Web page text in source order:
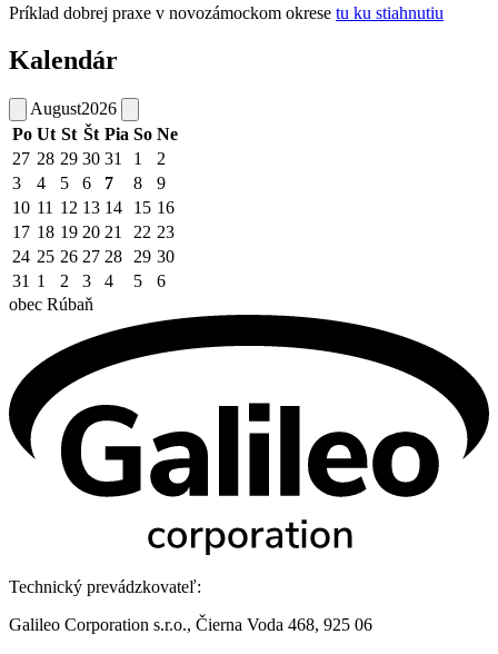
Príklad dobrej praxe v novozámockom okrese tu ku stiahnutiu
Kalendár
August2026
Po Ut St Št Pia So Ne
27 28 29 30 31 1
2
3
4 5 6 7 8
9
10 11 12 13 14 15 16
17 18 19 20 21 22 23
24 25 26 27 28 29 30
31 1 2 3 4 5
6
obec Rúbaň
Technický prevádzkovateľ:
Galileo Corporation s.r.o., Čierna Voda 468, 925 06